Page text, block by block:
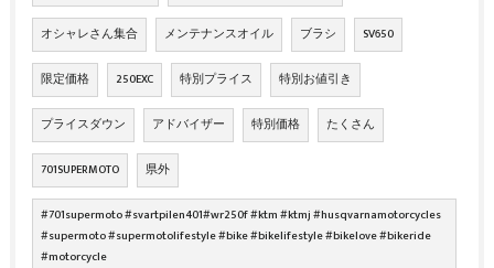
オシャレさん集合 メンテナンスオイル ブラシ SV650
限定価格 250EXC 特別プライス 特別お値引き
プライスダウン アドバイザー 特別価格 たくさん
701SUPERMOTO 県外
#701supermoto #svartpilen401#wr250f #ktm #ktmj #husqvarnamotorcycles
#supermoto #supermotolifestyle #bike #bikelifestyle #bikelove #bikeride
#motorcycle